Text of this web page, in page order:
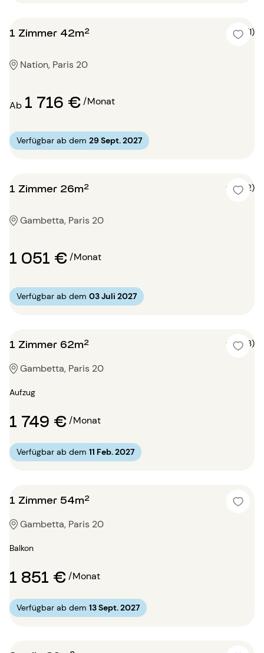
1 Zimmer 42m² 5 (1)
Nation, Paris 20
Ab 1 716 €/Monat
Verfügbar ab dem 29 Sept. 2027
1 Zimmer 26m² 5 (2)
Gambetta, Paris 20
1 051 €/Monat
Verfügbar ab dem 03 Juli 2027
1 Zimmer 62m² 5 (3)
Gambetta, Paris 20
Aufzug
1 749 €/Monat
Verfügbar ab dem 11 Feb. 2027
1 Zimmer 54m²
Gambetta, Paris 20
Balkon
1 851 €/Monat
Verfügbar ab dem 13 Sept. 2027